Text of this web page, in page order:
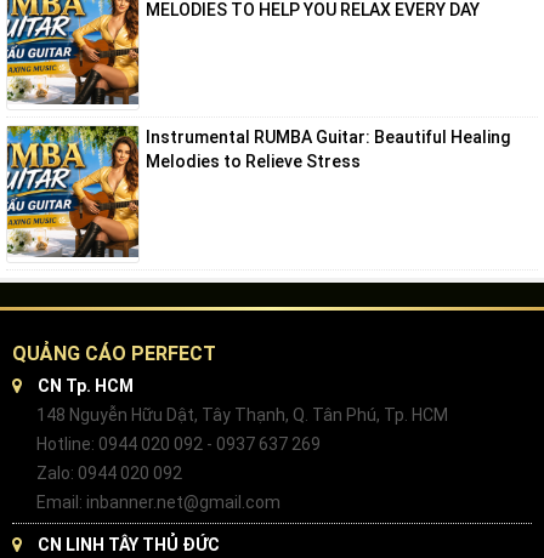
MELODIES TO HELP YOU RELAX EVERY DAY
Instrumental RUMBA Guitar: Beautiful Healing
Melodies to Relieve Stress
QUẢNG CÁO PERFECT
CN Tp. HCM
148 Nguyễn Hữu Dật, Tây Thạnh, Q. Tân Phú, Tp. HCM
Hotline: 0944 020 092 - 0937 637 269
Zalo: 0944 020 092
Email: inbanner.net@gmail.com
CN LINH TÂY THỦ ĐỨC